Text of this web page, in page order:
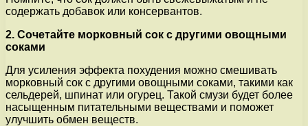
содержать добавок или консервантов.
2. Сочетайте морковный сок с другими овощными
соками
Для усиления эффекта похудения можно смешивать
морковный сок с другими овощными соками, такими как
сельдерей, шпинат или огурец. Такой смузи будет более
насыщенным питательными веществами и поможет
улучшить обмен веществ.